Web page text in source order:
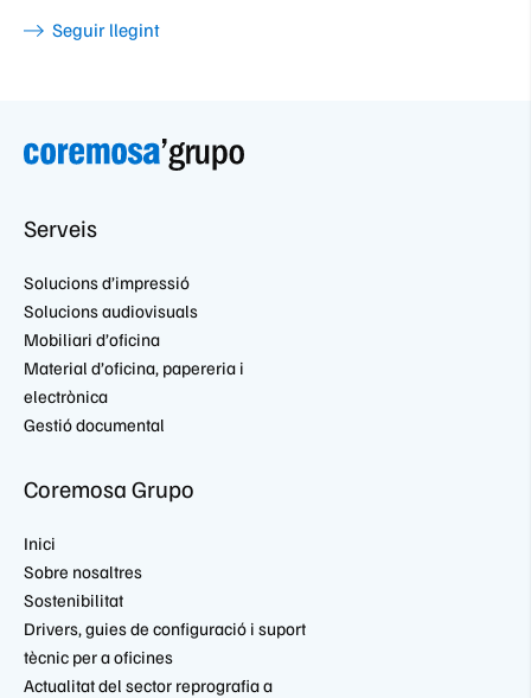
Seguir llegint
Serveis
Solucions d’impressió
Solucions audiovisuals
Mobiliari d’oficina
Material d’oficina, papereria i
electrònica
Gestió documental
Coremosa Grupo
Inici
Sobre nosaltres
Sostenibilitat
Drivers, guies de configuració i suport
tècnic per a oficines
Actualitat del sector reprografia a